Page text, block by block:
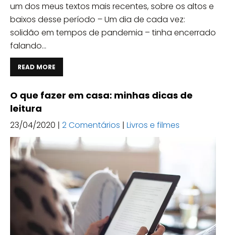
um dos meus textos mais recentes, sobre os altos e
baixos desse período – Um dia de cada vez:
solidão em tempos de pandemia – tinha encerrado
falando...
READ MORE
O que fazer em casa: minhas dicas de
leitura
23/04/2020 | 2 Comentários | Livros e filmes